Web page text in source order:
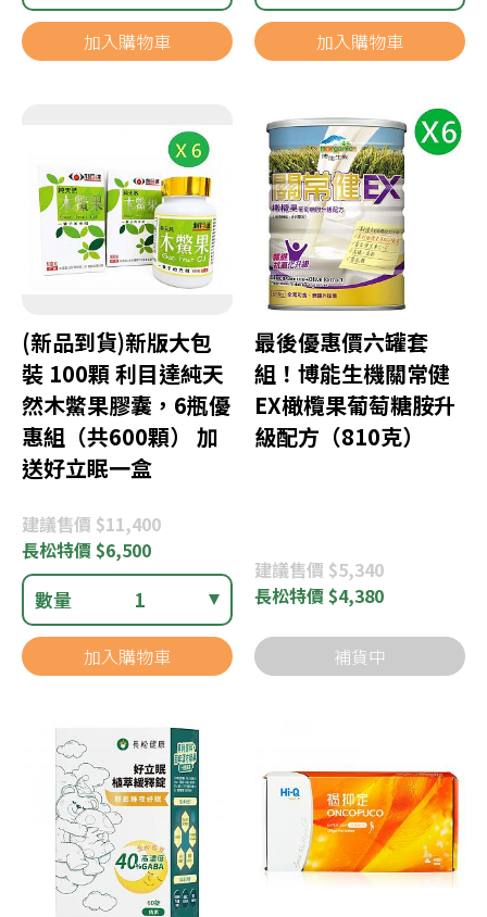
加入購物車 加入購物車
(新品到貨)新版大包
裝 100顆 利目達純天
然木鱉果膠囊，6瓶優
惠組（共600顆） 加
送好立眠一盒
建議售價 $11,400
長松特價 $6,500
數量 1
加入購物車
最後優惠價六罐套
組！博能生機關常健
EX橄欖果葡萄糖胺升
級配方（810克）
建議售價 $5,340
長松特價 $4,380
補貨中